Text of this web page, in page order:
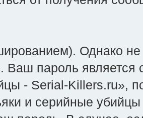
Однако не
Ваш пароль является
- Serial-Killers.ru»,
и серийные